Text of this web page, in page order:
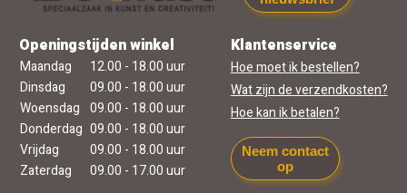
Openingstijden winkel
Maandag
12.00 - 18.00 uur
Dinsdag
09.00 - 18.00 uur
Woensdag 09.00 - 18.00 uur
Donderdag 09.00 - 18.00 uur
Vrijdag
09.00 - 18.00 uur
Zaterdag
09.00 - 17.00 uur
Klantenservice
Hoe moet ik bestellen?
Wat zijn de verzendkosten?
Hoe kan ik betalen?
Neem contact
op